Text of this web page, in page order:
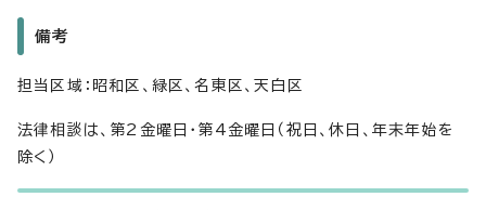
備考
担当区域：昭和区、緑区、名東区、天白区
法律相談は、第2金曜日・第4金曜日（祝日、休日、年末年始を
除く）